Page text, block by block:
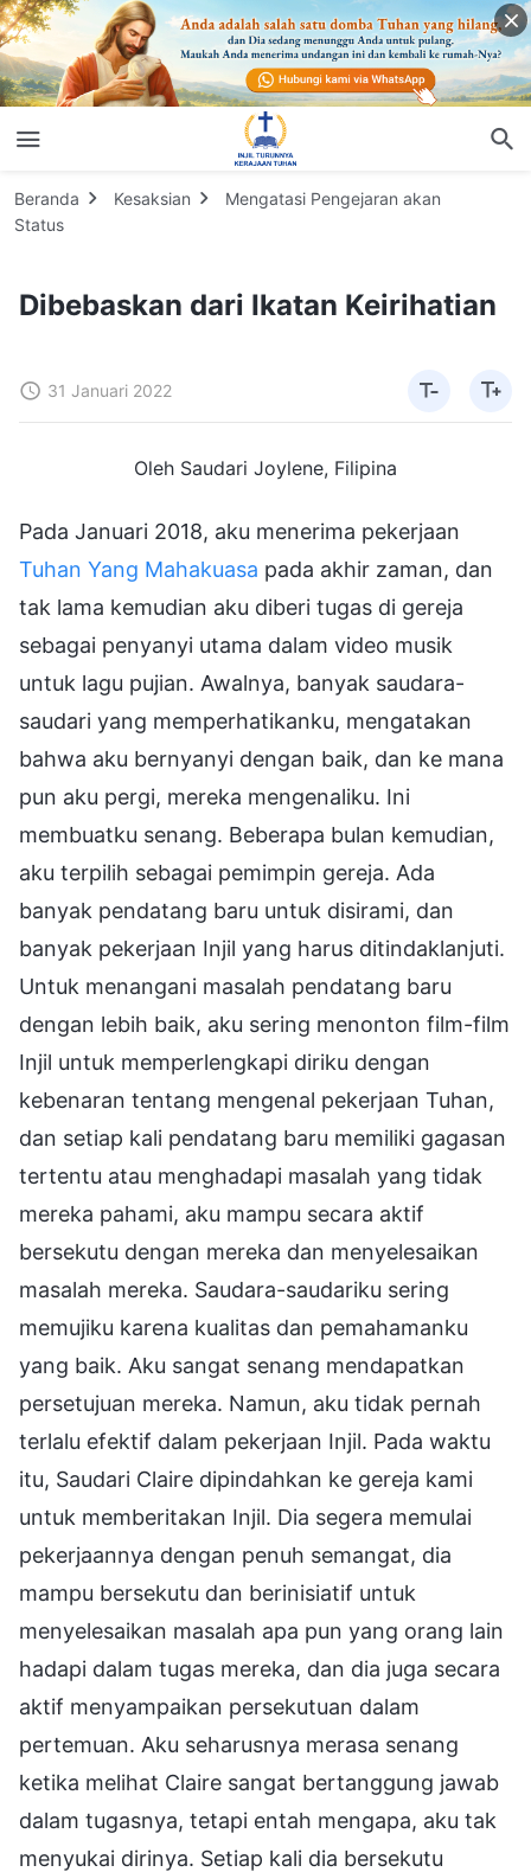
Beranda Kesaksian
Mengatasi Pengejaran akan
Status
Dibebaskan dari Ikatan Keirihatian
31 Januari 2022
Oleh Saudari Joylene, Filipina
Pada Januari 2018, aku menerima pekerjaan
Tuhan Yang Mahakuasa pada akhir zaman, dan
tak lama kemudian aku diberi tugas di gereja
sebagai penyanyi utama dalam video musik
untuk lagu pujian. Awalnya, banyak saudara-
saudari yang memperhatikanku, mengatakan
bahwa aku bernyanyi dengan baik, dan ke mana
pun aku pergi, mereka mengenaliku. Ini
membuatku senang. Beberapa bulan kemudian,
aku terpilih sebagai pemimpin gereja. Ada
banyak pendatang baru untuk disirami, dan
banyak pekerjaan Injil yang harus ditindaklanjuti.
Untuk menangani masalah pendatang baru
dengan lebih baik, aku sering menonton film-film
Injil untuk memperlengkapi diriku dengan
kebenaran tentang mengenal pekerjaan Tuhan,
dan setiap kali pendatang baru memiliki gagasan
tertentu atau menghadapi masalah yang tidak
mereka pahami, aku mampu secara aktif
bersekutu dengan mereka dan menyelesaikan
masalah mereka. Saudara-saudariku sering
memujiku karena kualitas dan pemahamanku
yang baik. Aku sangat senang mendapatkan
persetujuan mereka. Namun, aku tidak pernah
terlalu efektif dalam pekerjaan Injil. Pada waktu
itu, Saudari Claire dipindahkan ke gereja kami
untuk memberitakan Injil. Dia segera memulai
pekerjaannya dengan penuh semangat, dia
mampu bersekutu dan berinisiatif untuk
menyelesaikan masalah apa pun yang orang lain
hadapi dalam tugas mereka, dan dia juga secara
aktif menyampaikan persekutuan dalam
pertemuan. Aku seharusnya merasa senang
ketika melihat Claire sangat bertanggung jawab
dalam tugasnya, tetapi entah mengapa, aku tak
menyukai dirinya. Setiap kali dia bersekutu